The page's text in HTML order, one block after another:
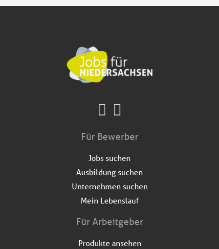
Für Bewerber
Jobs suchen
Ausbildung suchen
Unternehmen suchen
Mein Lebenslauf
Für Arbeitgeber
Produkte ansehen